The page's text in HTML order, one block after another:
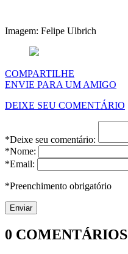
Imagem: Felipe Ulbrich
COMPARTILHE
ENVIE PARA UM AMIGO
DEIXE SEU COMENTÁRIO
*Deixe seu comentário:
*Nome:
*Email:
*Preenchimento obrigatório
0 COMENTÁRIOS